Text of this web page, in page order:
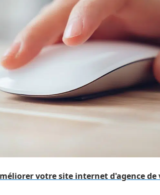
votre site internet d'agence de